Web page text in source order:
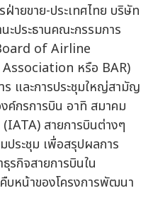
ายขาย-ประเทศไทย บริษัท
ะประธานคณะกรรมการ
of Airline
หรือ BAR)
ร และการประชุมใหญ่สามัญ
ค์กรการบิน อาทิ สมาคม
(IATA) สายการบินต่างๆ
ประชุม เพื่อสรุปผลการ
รกิจสายการบินใน
บหน้าของโครงการพัฒนา